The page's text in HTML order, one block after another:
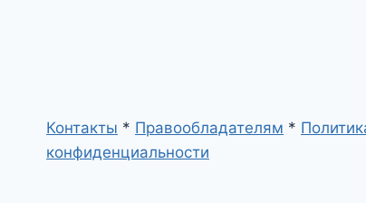
Контакты * Правообладателям *
конфиденциальности